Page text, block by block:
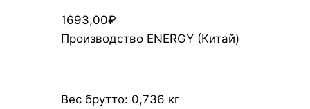
1693,00₽
Производство ENERGY (Китай)
Вес брутто: 0,736 кг